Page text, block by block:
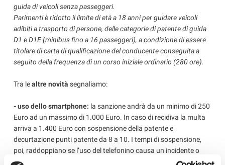
guida di veicoli senza passeggeri.
Parimenti è ridotto il limite di età a 18 anni per guidare veicoli
adibiti a trasporto di persone, delle categorie di patente di guida
D1 e D1E (minibus fino a 16 passeggeri), a condizione di essere
titolare di carta di qualificazione del conducente conseguita a
seguito della frequenza di un corso iniziale ordinario (280 ore).
Tra lealtre novità segnaliamo:
- uso dello smartphone: la sanzione andrà da un minimo di 250
Euro ad un massimo di 1.000 Euro. In caso di recidiva la multa
arriva a 1.400 Euro con sospensione della patente e
decurtazione punti patente da 8 a 10. I tempi di sospensione,
poi, raddoppiano se l’uso del telefonino causa un incidente o
manda fuori strada un altro veicolo;